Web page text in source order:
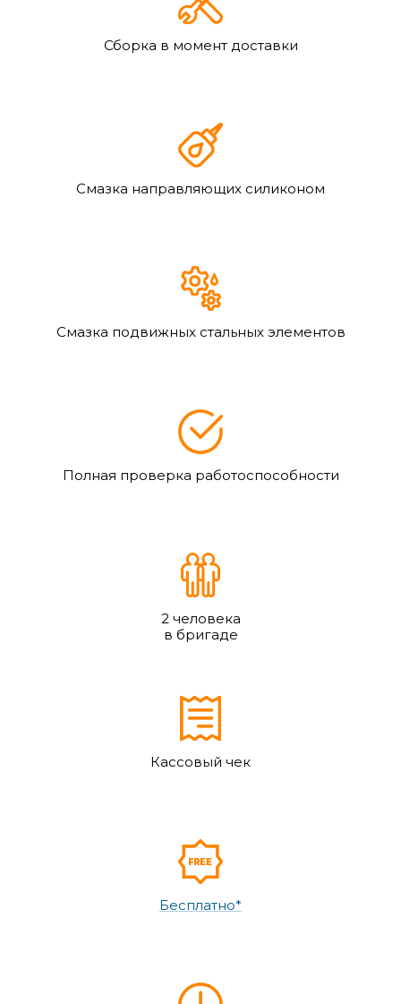
Сборка в момент доставки
Смазка направляющих силиконом
Смазка подвижных стальных элементов
Полная проверка работоспособности
2 человека
в бригаде
Кассовый чек
Бесплатно*